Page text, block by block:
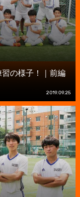
の様子！｜前編
2019.09.25